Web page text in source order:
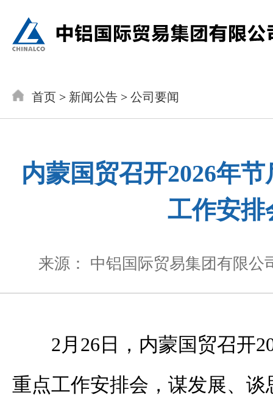
首页 > 新闻公告 > 公司要闻
内蒙国贸召开2026年
工作安排
来源： 中铝国际贸易集团有限公
2月26日，内蒙国贸召开
重点工作安排会，谋发展、